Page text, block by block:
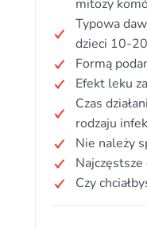
mitozy
Typowa
dzieci 10-
Formą
Efekt leku
Czas
rodzaju
Nie należy
Czy